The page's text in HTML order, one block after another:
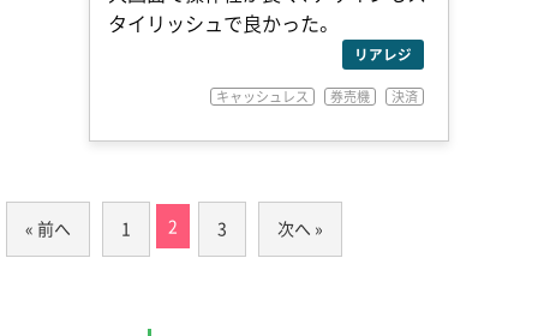
タイリッシュで良かった。
リアレジ
キャッシュレス 券売機 決済
« 前へ 1 2 3 次へ »